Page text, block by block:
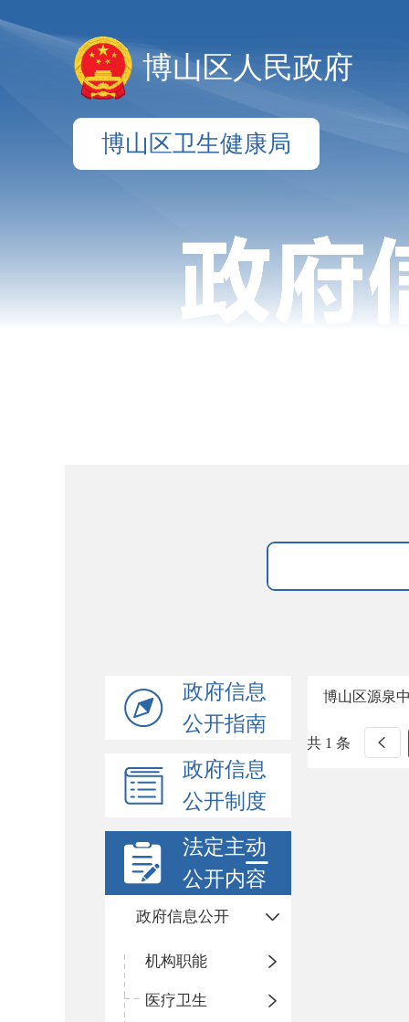
博山区人民政府
博山区卫生健康局
政府信息
公开指南
政府信息
公开制度
法定主动
公开内容
政府信息公开
机构职能
医疗卫生
博山区源泉
共 1 条